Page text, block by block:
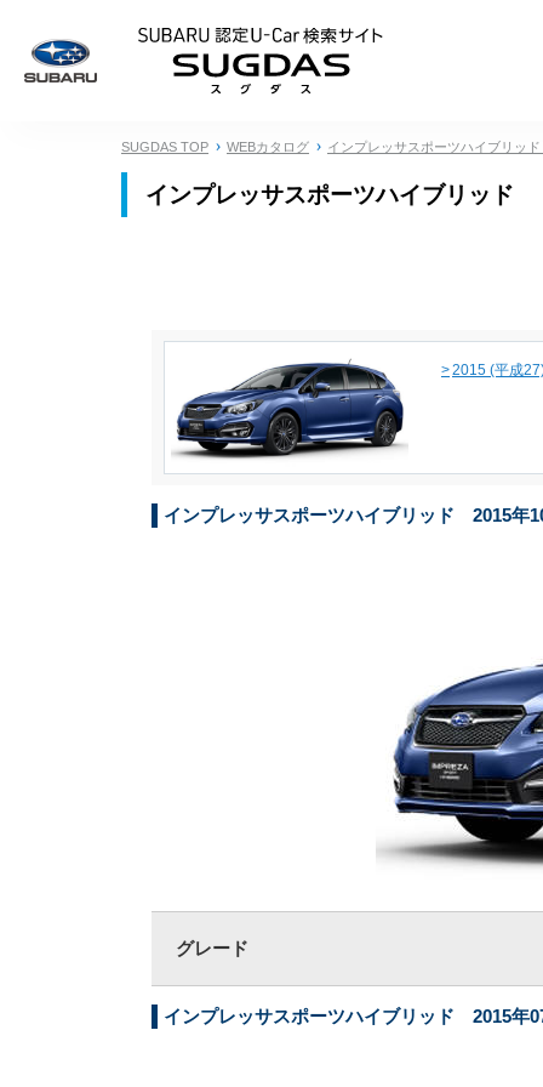
SUGDAS TOP WEBカタログ インプレッサスポーツハイブリッ
インプレッサスポーツハイブリッド
>2015 (平成
インプレッサスポーツハイブリッド 2015年
グレード
インプレッサスポーツハイブリッド 2015年